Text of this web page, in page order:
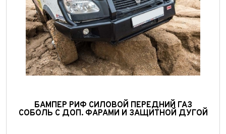
БАМПЕР РИФ СИЛОВОЙ ПЕРЕДНИЙ ГАЗ
СОБОЛЬ С ДОП. ФАРАМИ И ЗАЩИТНОЙ ДУГОЙ